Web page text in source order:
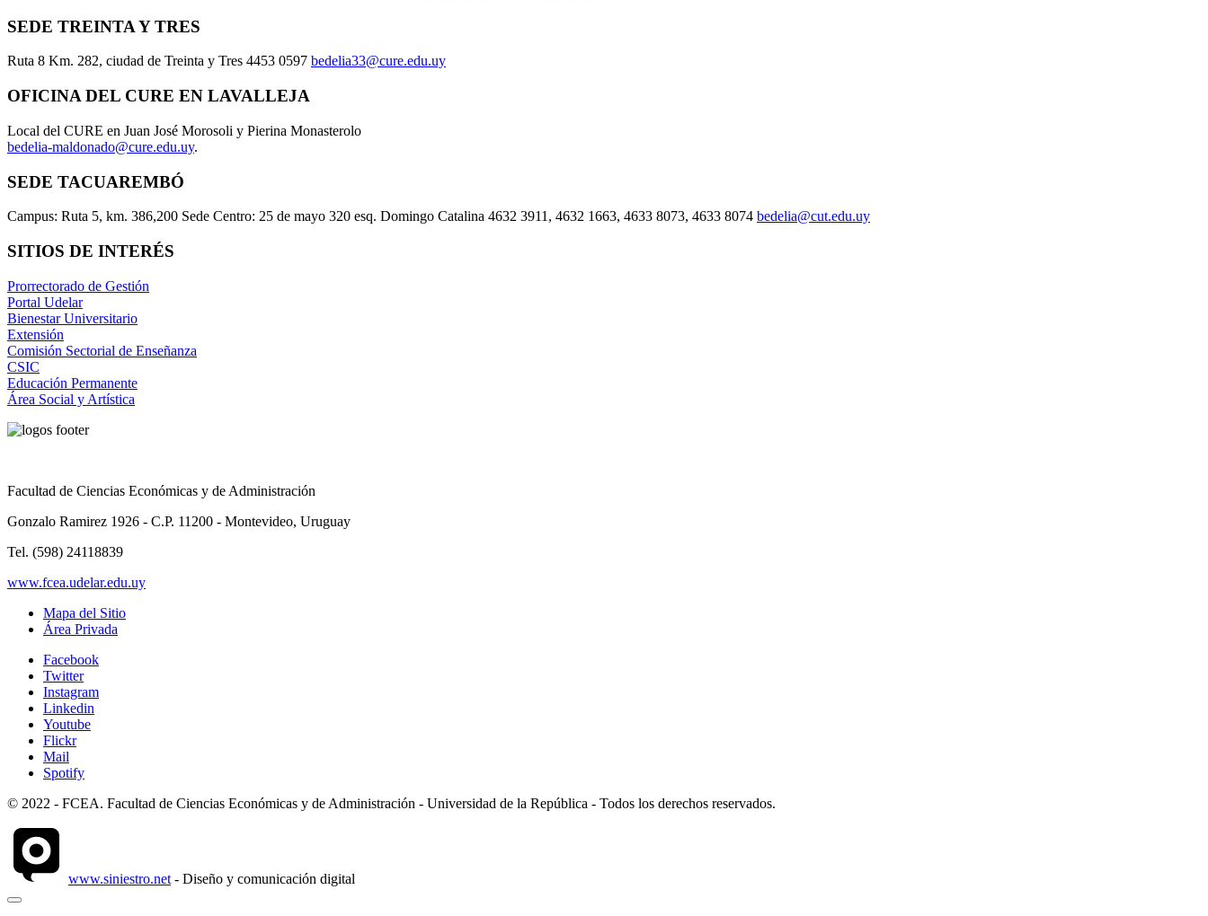
SEDE TREINTA Y TRES
Ruta 8 Km. 282, ciudad de Treinta y Tres 4453 0597 bedelia33@cure.edu.uy
OFICINA DEL CURE EN LAVALLEJA
Local del CURE en Juan José Morosoli y Pierina Monasterolo
bedelia-maldonado@cure.edu.uy.
SEDE TACUAREMBÓ
Campus: Ruta 5, km. 386,200 Sede Centro: 25 de mayo 320 esq. Domingo Catalina 4632 3911, 4632 1663, 4633 8073, 4633 8074 bedelia@cut.edu.uy
SITIOS DE INTERÉS
Prorrectorado de Gestión
Portal Udelar
Bienestar Universitario
Extensión
Comisión Sectorial de Enseñanza
CSIC
Educación Permanente
Área Social y Artística
Facultad de Ciencias Económicas y de Administración
Gonzalo Ramirez 1926 - C.P. 11200 - Montevideo, Uruguay
Tel. (598) 24118839
www.fcea.udelar.edu.uy
Mapa del Sitio
Área Privada
Facebook
Twitter
Instagram
Linkedin
Youtube
Flickr
Mail
Spotify
© 2022 - FCEA. Facultad de Ciencias Económicas y de Administración - Universidad de la República - Todos los derechos reservados.
www.siniestro.net - Diseño y comunicación digital